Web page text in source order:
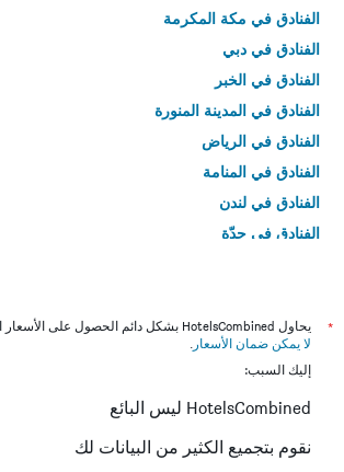
الفنادق في مكة المكرمة
الفنادق في دبي
الفنادق في الخبر
الفنادق في المدينة المنورة
الفنادق في الرياض
الفنادق في المنامة
الفنادق في لندن
الفنادق في جدّة
*
يحاول HotelsCombined بشكل دائم الحصول على الأسعار الدقيقة، ولكن
لا يمكن ضمان الأسعار .
إليك السبب:
HotelsCombined ليس البائع
نقوم بتجميع الكثير من البيانات لك